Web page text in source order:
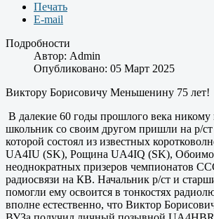
Печать
E-mail
Подробности
Автор: Admin
Опубликовано: 05 Март 2025
Виктору Борисовичу Меньшенину 75 лет!
В далекие 60 годы прошлого века никому
школьник со своим другом пришли на р/
которой состоял из известных
UA4IU (SK), Рощина UA4IQ (SK),
неоднократных призеров чемпионатов
радиосвязи на КВ. Начальник р/ст и
помогли ему освоится в тонкостях
вполне естественно, что Виктор